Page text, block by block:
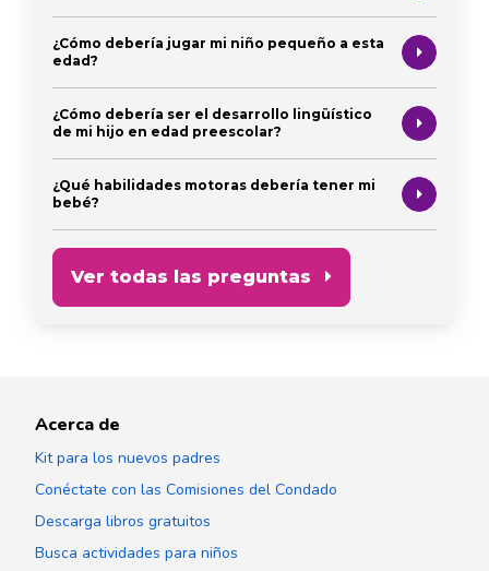
¿Cómo debería jugar mi niño pequeño a esta
edad?
¿Cómo debería ser el desarrollo lingüístico
de mi hijo en edad preescolar?
¿Qué habilidades motoras debería tener mi
bebé?
Ver todas las preguntas
Acerca de
Kit para los nuevos padres
Conéctate con las Comisiones del Condado
Descarga libros gratuitos
Busca actividades para niños